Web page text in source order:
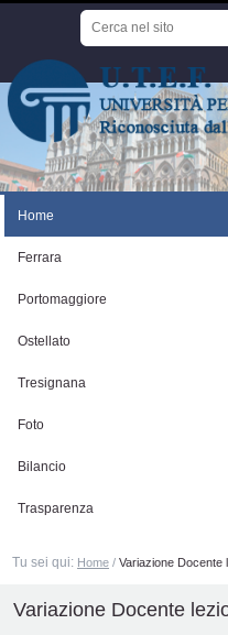
Cerca
nel
sito
Home
Ferrara
Portomaggiore
Ostellato
Tresignana
Foto
Bilancio
Trasparenza
Tu sei qui: Home /Variazione Docente
Variazione Docente